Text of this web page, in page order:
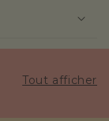
Tout afficher